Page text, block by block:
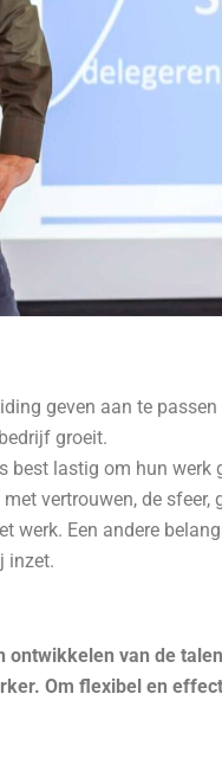
geven aan te
groeit.
best lastig om hun werk
vertrouwen, de sfeer,
werk. Een andere
inzet.
van de
Om flexibel en